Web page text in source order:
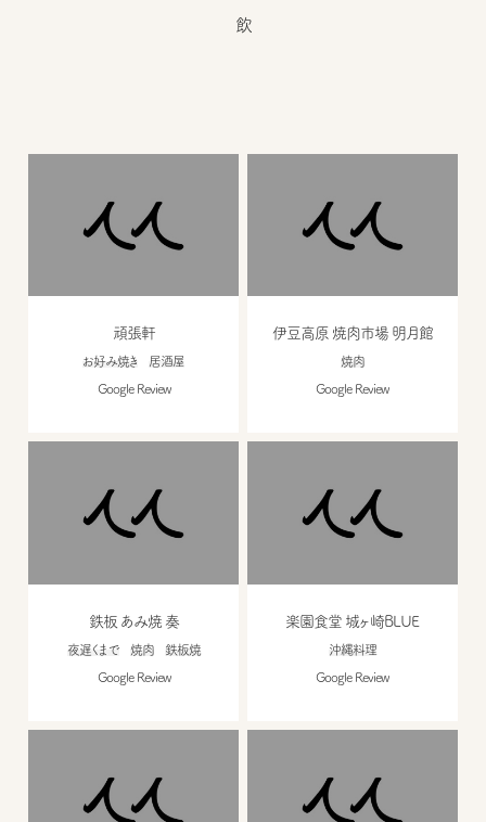
飲
頑張軒
お好み焼き 居酒屋
Google Review
伊豆高原 焼肉市場 明月館
焼肉
Google Review
鉄板 あみ焼 奏
夜遅くまで 焼肉 鉄板焼
Google Review
楽園食堂 城ヶ崎BLUE
沖縄料理
Google Review